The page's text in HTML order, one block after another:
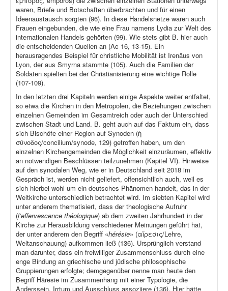
waren, Briefe und Botschaften überbrachten und für einen
Ideenaustausch sorgten (96). In diese Handelsnetze waren auch
Frauen eingebunden, die wie eine Frau namens Lydia zur Welt des
internationalen Handels gehörten (99). Wie stets gibt B. hier auch
die entscheidenden Quellen an (Ac 16, 13-15). Ein
herausragendes Beispiel für christliche Mobilität ist Irenäus von
Lyon, der aus Smyrna stammte (105). Auch die Familien der
Soldaten spielten bei der Christianisierung eine wichtige Rolle
(107-109).
In den letzten drei Kapiteln werden einige Aspekte weiter entfaltet,
so etwa die Kirchen in den Metropolen, die Beziehungen zwischen
einzelnen Gemeinden im Gesamtreich oder auch der Unterschied
zwischen Stadt und Land. B. geht auch auf das Faktum ein, dass
sich Bischöfe einer Region auf Synoden (ἡ
σύνοδος/concilium/synode, 129) getroffen haben, um den
einzelnen Kirchengemeinden die Möglichkeit einzuräumen, effektiv
an notwendigen Beschlüssen teilzunehmen (Kapitel VI). Hinweise
auf den synodalen Weg, wie er in Deutschland seit 2018 im
Gespräch ist, werden nicht geliefert, offensichtlich auch, weil es
sich hierbei wohl um ein deutsches Phänomen handelt, das in der
Weltkirche unterschiedlich betrachtet wird. Im siebten Kapitel wird
unter anderem thematisiert, dass der theologische Aufruhr
(l’effervescence théologique) ab dem zweiten Jahrhundert in der
Kirche zur Herausbildung verschiedener Meinungen geführt hat,
der unter anderem den Begriff «hérésie» (αἵρεσις/Lehre,
Weltanschauung) aufkommen ließ (136). Ursprünglich verstand
man darunter, dass ein freiwilliger Zusammenschluss durch eine
enge Bindung an griechische und jüdische philosophische
Gruppierungen erfolgte; demgegenüber nenne man heute den
Begriff Häresie im Zusammenhang mit einer Typologie, die
Anderssein, Irrtum und Ausschluss assoziiere (136). Hier hätte